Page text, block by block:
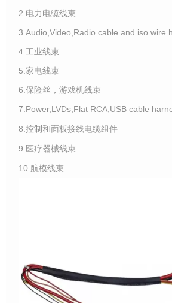
2.电力电缆线束
3.Audio,Video,Radio cable and iso wire
4.工业线束
5.家电线束
6.保险丝，游戏机线束
7.Power,LVDs,Flat RCA,USB cable
8.控制和面板接线电缆组件
9.医疗器械线束
10.航模线束